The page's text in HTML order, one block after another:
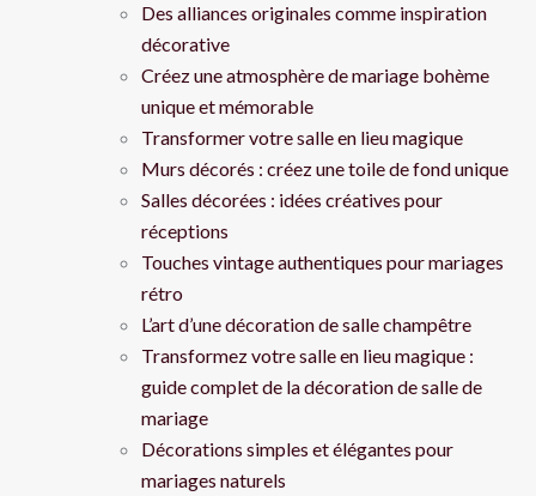
Des alliances originales comme inspiration
décorative
Créez une atmosphère de mariage bohème
unique et mémorable
Transformer votre salle en lieu magique
Murs décorés : créez une toile de fond unique
Salles décorées : idées créatives pour
réceptions
Touches vintage authentiques pour mariages
rétro
L’art d’une décoration de salle champêtre
Transformez votre salle en lieu magique :
guide complet de la décoration de salle de
mariage
Décorations simples et élégantes pour
mariages naturels